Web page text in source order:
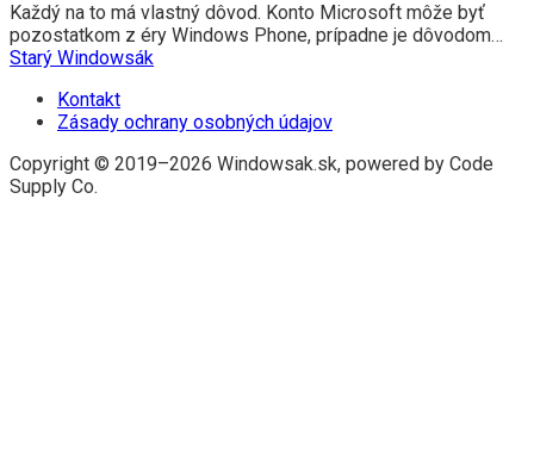
Každý na to má vlastný dôvod. Konto Microsoft môže byť
pozostatkom z éry Windows Phone, prípadne je dôvodom…
Starý Windowsák
Kontakt
Zásady ochrany osobných údajov
Copyright © 2019–2026 Windowsak.sk, powered by Code
Supply Co.